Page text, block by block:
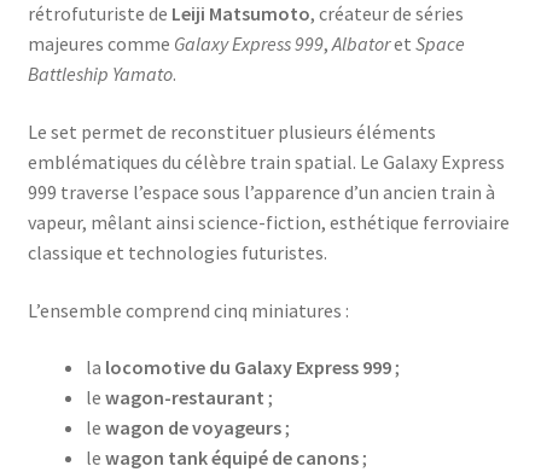
rétrofuturiste de Leiji Matsumoto, créateur de séries
majeures comme Galaxy Express 999,Albatoret Space
Battleship Yamato.
Le set permet de reconstituer plusieurs éléments
emblématiques du célèbre train spatial. Le Galaxy Express
999 traverse l’espace sous l’apparence d’un ancien train à
vapeur, mêlant ainsi science-fiction, esthétique ferroviaire
classique et technologies futuristes.
L’ensemble comprend cinq miniatures :
la locomotive du Galaxy Express 999;
le wagon-restaurant ;
le wagon de voyageurs;
le wagon tank équipé de canons;